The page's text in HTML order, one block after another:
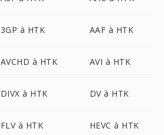
3GP à HTK AAF à HTK
AVCHD à HTK AVI à HTK
DIVX à HTK DV à HTK
FLV à HTK HEVC à HTK